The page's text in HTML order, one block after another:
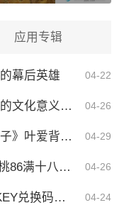
应用专辑
幕后英雄 04-22
一品国精和二品国精的文化意义！为何他们如此独特？你绝对不知道的深层背景 04-26
快来看看《出差的日子》叶爱背后的深刻故事！竟然让人泪崩的原因 04-29
这波稳了！YSL水蜜桃86满十八和88区别，背后暗藏的秘密你知道吗？ 04-26
2025年和平精英CDKEY兑换码领取方法及使用技巧 04-24